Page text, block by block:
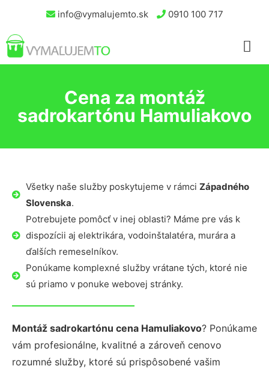
info@vymalujemto.sk 0910 100 717
Cena za montáž
sadrokartónu Hamuliakovo
Všetky naše služby poskytujeme v rámci Západného
Slovenska.
Potrebujete pomôcť v inej oblasti? Máme pre vás k
dispozícii aj elektrikára, vodoinštalatéra, murára a
ďalších remeselníkov.
Ponúkame komplexné služby vrátane tých, ktoré nie
sú priamo v ponuke webovej stránky.
Montáž sadrokartónu cena Hamuliakovo? Ponúkame
vám profesionálne, kvalitné a zároveň cenovo
rozumné služby, ktoré sú prispôsobené vašim